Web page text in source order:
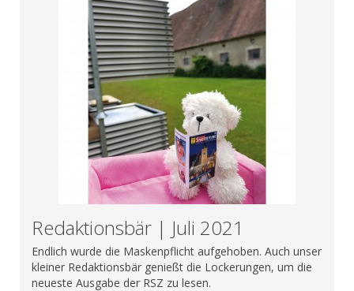
Redaktionsbär | Juli 2021
Endlich wurde die Maskenpflicht aufgehoben. Auch unser
kleiner Redaktionsbär genießt die Lockerungen, um die
neueste Ausgabe der RSZ zu lesen.